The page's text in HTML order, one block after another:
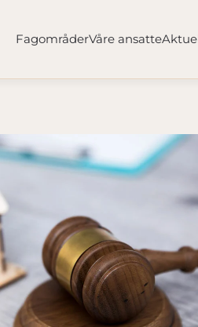
FagområderVåre ansatte